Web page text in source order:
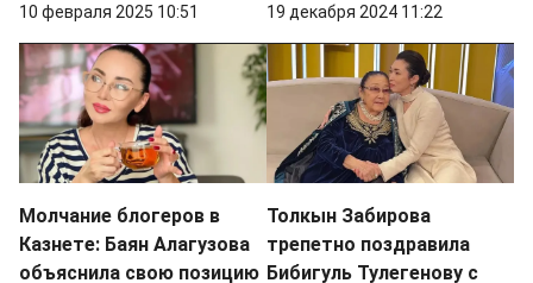
10 февраля 2025 10:51 19 декабря 2024 11:22
Молчание блогеров в
Казнете: Баян Алагузова
объяснила свою позицию
Толкын Забирова
трепетно поздравила
Бибигуль Тулегенову с